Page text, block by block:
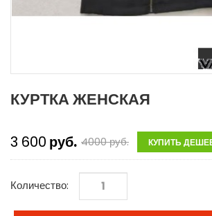
КУРТКА ЖЕНСКАЯ
3 600 руб. 4000руб. КУПИТЬ
Количество: